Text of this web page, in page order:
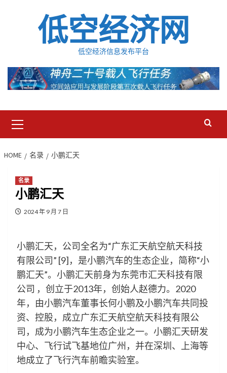
低空经济网
低空经济信息发布平台
Menu
HOME 名录 小鹏汇天
名录
小鹏汇天
2024 年 9 月 7 日
小鹏汇天，公司全名为“广东汇天航空航天科技
有限公司” [9]，是小鹏汽车的生态企业，简称“小
鹏汇天”。小鹏汇天前身为东莞市汇天科技有限
公司 ，创立于2013年，创始人赵德力。2020
年，由小鹏汽车董事长何小鹏及小鹏汽车共同投
资、控股，成立广东汇天航空航天科技有限公
司，成为小鹏汽车生态企业之一。小鹏汇天研发
中心、飞行试飞基地位广州，并在深圳、上海等
地成立了飞行汽车前瞻实验室。